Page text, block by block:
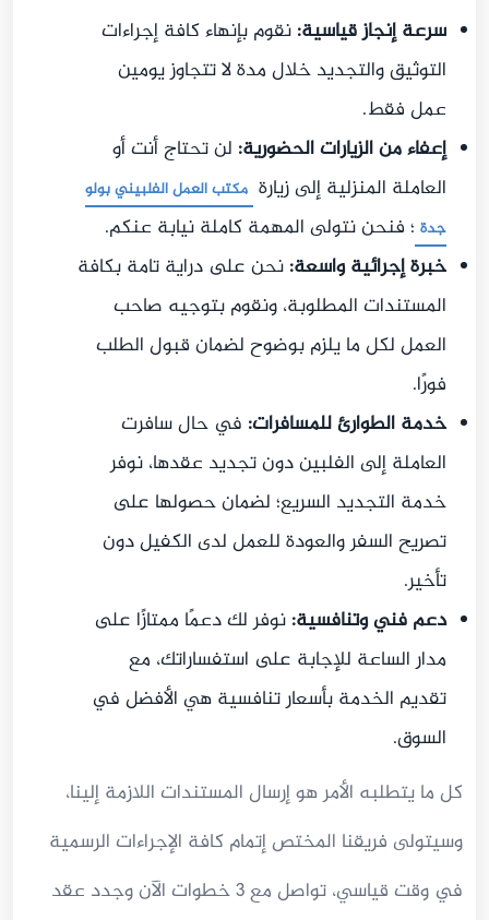
سرعة إنجاز قياسية: نقوم بإنهاء كافة إجراءات
التوثيق والتجديد خلال مدة لا تتجاوز يومين
عمل فقط.
إعفاء من الزيارات الحضورية: لن تحتاج أنت أو
العاملة المنزلية إلى زيارة مكتب العمل الفلبيني بولو
جدة ؛ فنحن نتولى المهمة كاملة نيابة عنكم.
خبرة إجرائية واسعة: نحن على دراية تامة بكافة
المستندات المطلوبة، ونقوم بتوجيه صاحب
العمل لكل ما يلزم بوضوح لضمان قبول الطلب
فورًا.
خدمة الطوارئ للمسافرات: في حال سافرت
العاملة إلى الفلبين دون تجديد عقدها، نوفر
خدمة التجديد السريع؛ لضمان حصولها على
تصريح السفر والعودة للعمل لدى الكفيل دون
تأخير.
دعم فني وتنافسية: نوفر لك دعمًا ممتازًا على
مدار الساعة للإجابة على استفساراتك، مع
تقديم الخدمة بأسعار تنافسية هي الأفضل في
السوق.
كل ما يتطلبه الأمر هو إرسال المستندات اللازمة إلينا،
وسيتولى فريقنا المختص إتمام كافة الإجراءات الرسمية
في وقت قياسي، تواصل مع 3 خطوات الآن وجدد عقد